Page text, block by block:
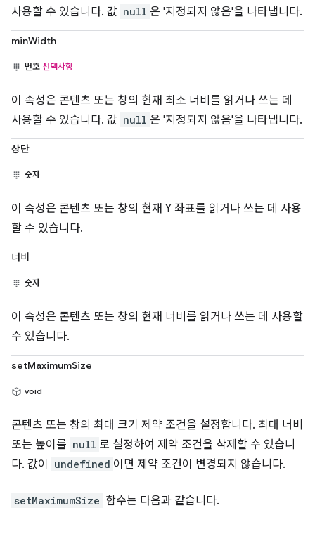
사용할 수 있습니다. 값 null 은 '지정되지 않음'을 나타냅니다.
minWidth
번호 선택사항
이 속성은 콘텐츠 또는 창의 현재 최소 너비를 읽거나 쓰는 데
사용할 수 있습니다. 값 null 은 '지정되지 않음'을 나타냅니다.
상단
숫자
이 속성은 콘텐츠 또는 창의 현재 Y 좌표를 읽거나 쓰는 데 사용
할 수 있습니다.
너비
숫자
이 속성은 콘텐츠 또는 창의 현재 너비를 읽거나 쓰는 데 사용할
수 있습니다.
setMaximumSize
void
콘텐츠 또는 창의 최대 크기 제약 조건을 설정합니다. 최대 너비
또는 높이를 null 로 설정하여 제약 조건을 삭제할 수 있습니
다. 값이
undefined 이면 제약 조건이 변경되지 않습니다.
setMaximumSize 함수는 다음과 같습니다.